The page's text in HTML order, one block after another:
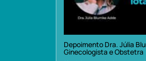
Depoimento Dra. Júlia
Ginecologista e Obstetra